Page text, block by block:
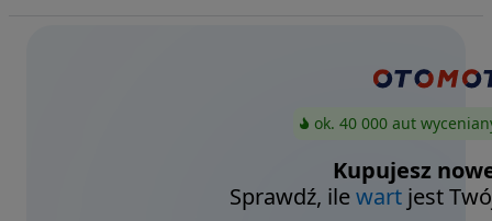
ok. 40 000 aut
Kupujesz
Sprawdź, ilewart jest